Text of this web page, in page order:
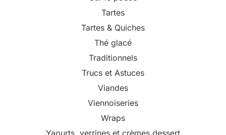
Tartes
Tartes & Quiches
Thé glacé
Traditionnels
Trucs et Astuces
Viandes
Viennoiseries
Wraps
Yaourts, verrines et crèmes dessert